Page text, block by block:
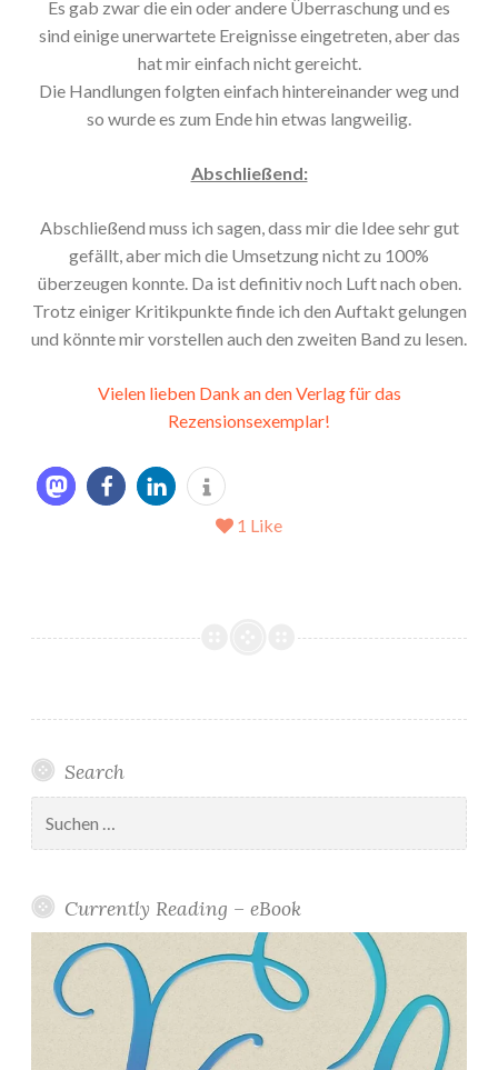
Es gab zwar die ein oder andere Überraschung und es
sind einige unerwartete Ereignisse eingetreten, aber das
hat mir einfach nicht gereicht.
Die Handlungen folgten einfach hintereinander weg und
so wurde es zum Ende hin etwas langweilig.
Abschließend:
Abschließend muss ich sagen, dass mir die Idee sehr gut
gefällt, aber mich die Umsetzung nicht zu 100%
überzeugen konnte. Da ist definitiv noch Luft nach oben.
Trotz einiger Kritikpunkte finde ich den Auftakt gelungen
und könnte mir vorstellen auch den zweiten Band zu lesen.
Vielen lieben Dank an den Verlag für das
Rezensionsexemplar!
1 Like
Search
nach:
Currently Reading – eBook